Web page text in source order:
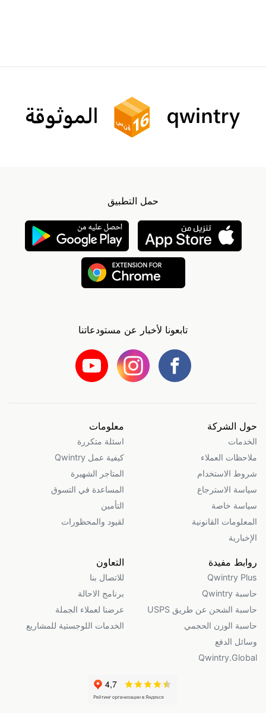
حمل التطبيق
تابعونا لأخبار عن مستودعاتنا
حول الشركة
الخدمات
ملاحظات العملاء
شروط الاستخدام
سياسة الاسترجاع
سياسة خاصة
المعلومات القانونية
الإخبارية
معلومات
اسئلة متكررة
كيفية عمل Qwintry
المتاجر الشهيرة
المساعدة في التسوق
التأمين
لقيود والمحظورات
روابط مفيدة
Qwintry Plus
حاسبة Qwintry
حاسبة الشحن عن طريق USPS
حاسبة الوزن الحجمي
وسائل الدفع
Qwintry.Global
التعاون
للاتصال بنا
برنامج الاحالة
عرضنا لعملاء الجملة
الخدمات اللوجستية للمشاريع